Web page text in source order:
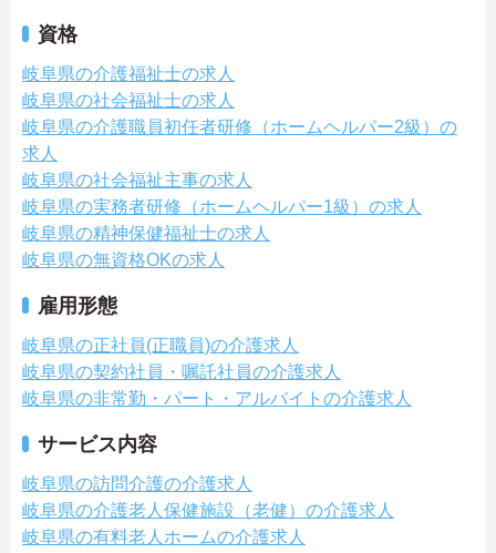
資格
岐阜県の介護福祉士の求人
岐阜県の社会福祉士の求人
岐阜県の介護職員初任者研修（ホームヘルパー2級）の
求人
岐阜県の社会福祉主事の求人
岐阜県の実務者研修（ホームヘルパー1級）の求人
岐阜県の精神保健福祉士の求人
岐阜県の無資格OKの求人
雇用形態
岐阜県の正社員(正職員)の介護求人
岐阜県の契約社員・嘱託社員の介護求人
岐阜県の非常勤・パート・アルバイトの介護求人
サービス内容
岐阜県の訪問介護の介護求人
岐阜県の介護老人保健施設（老健）の介護求人
岐阜県の有料老人ホームの介護求人